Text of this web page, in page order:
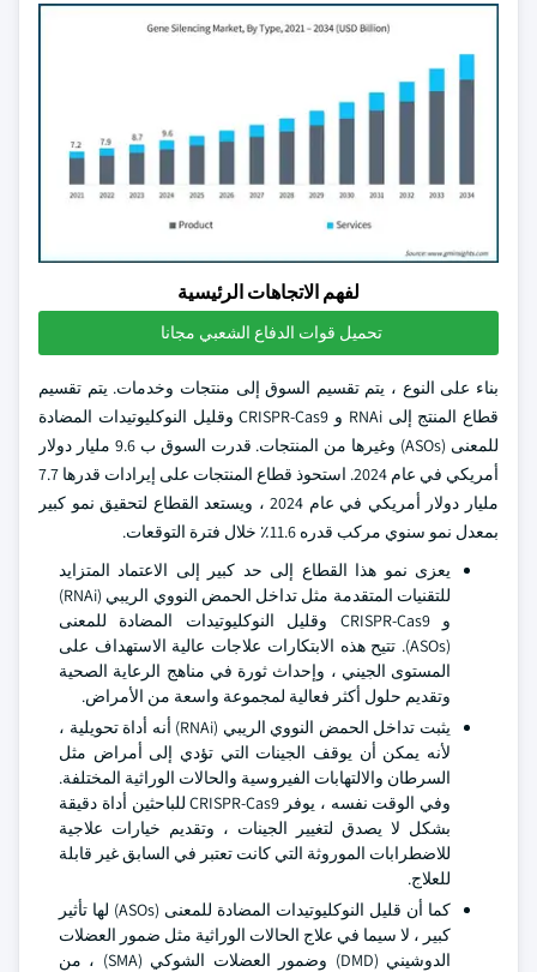
لفهم الاتجاهات الرئيسية
تحميل قوات الدفاع الشعبي مجانا
بناء على النوع ، يتم تقسيم السوق إلى منتجات وخدمات. يتم تقسيم
قطاع المنتج إلى RNAi و CRISPR-Cas9 وقليل النوكليوتيدات المضادة
للمعنى (ASOs) وغيرها من المنتجات. قدرت السوق ب 9.6 مليار دولار
أمريكي في عام 2024. استحوذ قطاع المنتجات على إيرادات قدرها 7.7
مليار دولار أمريكي في عام 2024 ، ويستعد القطاع لتحقيق نمو كبير
بمعدل نمو سنوي مركب قدره 11.6٪ خلال فترة التوقعات.
يعزى نمو هذا القطاع إلى حد كبير إلى الاعتماد المتزايد
للتقنيات المتقدمة مثل تداخل الحمض النووي الريبي (RNAi)
و CRISPR-Cas9 وقليل النوكليوتيدات المضادة للمعنى
(ASOs). تتيح هذه الابتكارات علاجات عالية الاستهداف على
المستوى الجيني ، وإحداث ثورة في مناهج الرعاية الصحية
وتقديم حلول أكثر فعالية لمجموعة واسعة من الأمراض.
يثبت تداخل الحمض النووي الريبي (RNAi) أنه أداة تحويلية ،
لأنه يمكن أن يوقف الجينات التي تؤدي إلى أمراض مثل
السرطان والالتهابات الفيروسية والحالات الوراثية المختلفة.
وفي الوقت نفسه ، يوفر CRISPR-Cas9 للباحثين أداة دقيقة
بشكل لا يصدق لتغيير الجينات ، وتقديم خيارات علاجية
للاضطرابات الموروثة التي كانت تعتبر في السابق غير قابلة
للعلاج.
كما أن قليل النوكليوتيدات المضادة للمعنى (ASOs) لها تأثير
كبير ، لا سيما في علاج الحالات الوراثية مثل ضمور العضلات
الدوشيني (DMD) وضمور العضلات الشوكي (SMA) ، من